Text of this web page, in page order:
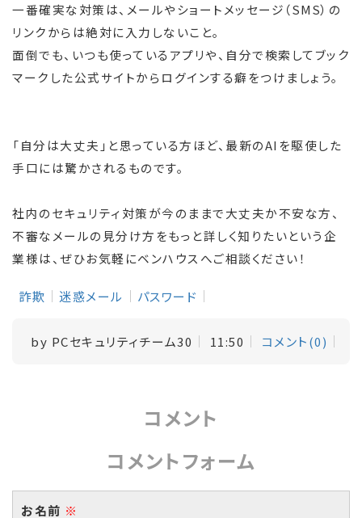
一番確実な対策は、メールやショートメッセージ（SMS）の
リンクからは絶対に入力しないこと。
面倒でも、いつも使っているアプリや、自分で検索してブック
マークした公式サイトからログインする癖をつけましょう。
「自分は大丈夫」と思っている方ほど、最新のAIを駆使した
手口には驚かされるものです。
社内のセキュリティ対策が今のままで大丈夫か不安な方、
不審なメールの見分け方をもっと詳しく知りたいという企
業様は、ぜひお気軽にベンハウスへご相談ください！
詐欺 迷惑メール パスワード
by PCセキュリティチーム30 11:50 コメント(0)
コメント
コメントフォーム
お名前 ※